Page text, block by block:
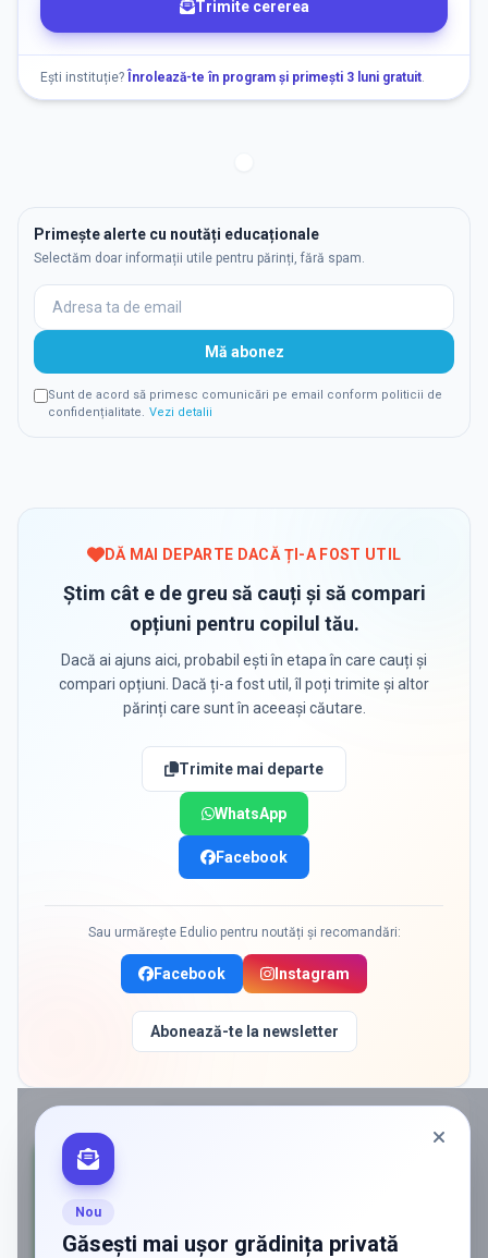
Trimite cererea
Ești instituție? Înrolează-te în program și primești 3 luni gratuit.
Primește alerte cu noutăți educaționale
Selectăm doar informații utile pentru părinți, fără spam.
Mă abonez
Sunt de acord să primesc comunicări pe email conform politicii de
confidențialitate. Vezi detalii
DĂ MAI DEPARTE DACĂ ȚI-A FOST UTIL
Știm cât e de greu să cauți și să compari
opțiuni pentru copilul tău.
Dacă ai ajuns aici, probabil ești în etapa în care cauți și
compari opțiuni. Dacă ți-a fost util, îl poți trimite și altor
părinți care sunt în aceeași căutare.
Trimite mai departe
WhatsApp
Facebook
Sau urmărește Edulio pentru noutăți și recomandări:
Facebook Instagram
Abonează-te la newsletter
Nou
Găsești mai ușor grădinița privată